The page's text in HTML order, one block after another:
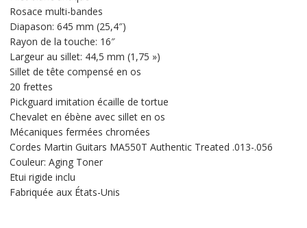
Rosace multi-bandes
Diapason: 645 mm (25,4″)
Rayon de la touche: 16″
Largeur au sillet: 44,5 mm (1,75 »)
Sillet de tête compensé en os
20 frettes
Pickguard imitation écaille de tortue
Chevalet en ébène avec sillet en os
Mécaniques fermées chromées
Cordes Martin Guitars MA550T Authentic Treated .013-.056
Couleur: Aging Toner
Etui rigide inclu
Fabriquée aux États-Unis